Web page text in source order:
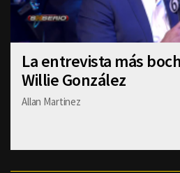
La entrevista más
Willie González
Allan Martinez